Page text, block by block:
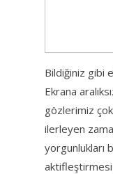
Bildiğiniz gibi
Ekrana
gözlerimiz
ilerleyen
yorgunlukları